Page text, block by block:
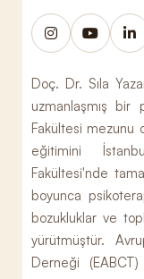
Doç. Dr. Sıla
uzmanlaşmış bir
Fakültesi mezunu
eğitimini
Fakültesi'nde
boyunca
bozukluklar ve
yürütmüştür.
Derneği (EABCT)